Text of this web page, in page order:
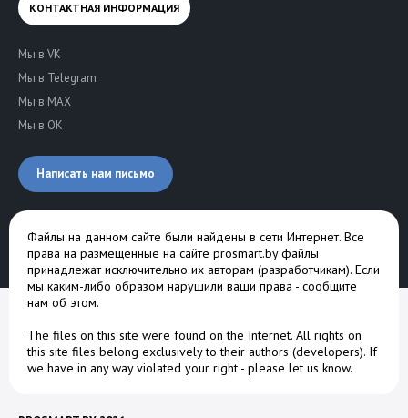
КОНТАКТНАЯ ИНФОРМАЦИЯ
Мы в VK
Мы в Telegram
Мы в MAX
Мы в OK
Написать нам письмо
Файлы на данном сайте были найдены в сети Интернет. Все
права на размещенные на сайте prosmart.by файлы
принадлежат исключительно их авторам (разработчикам). Если
мы каким-либо образом нарушили ваши права - сообщите
нам об этом.
The files on this site were found on the Internet. All rights on
this site files belong exclusively to their authors (developers). If
we have in any way violated your right - please let us know.